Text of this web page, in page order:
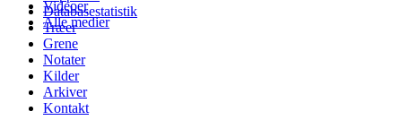
Videoer
Alle medier
Databasestatistik
Træer
Grene
Notater
Kilder
Arkiver
Kontakt